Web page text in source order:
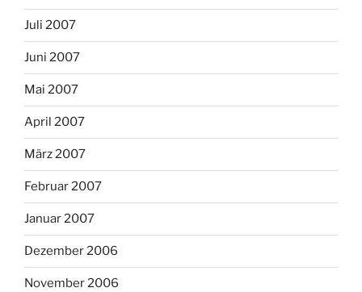
Juli 2007
Juni 2007
Mai 2007
April 2007
März 2007
Februar 2007
Januar 2007
Dezember 2006
November 2006